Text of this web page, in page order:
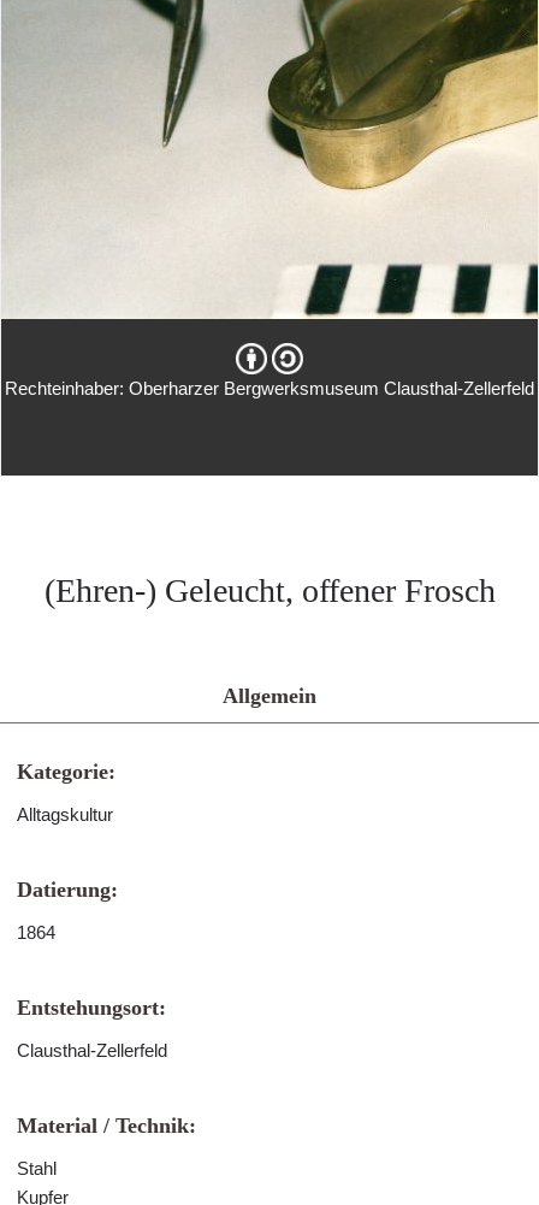
Rechteinhaber: Oberharzer Bergwerksmuseum Clausthal-Zellerfeld
(Ehren-) Geleucht, offener Frosch
Allgemein
Kategorie:
Alltagskultur
Datierung:
1864
Entstehungsort:
Clausthal-Zellerfeld
Material / Technik:
Stahl
Kupfer